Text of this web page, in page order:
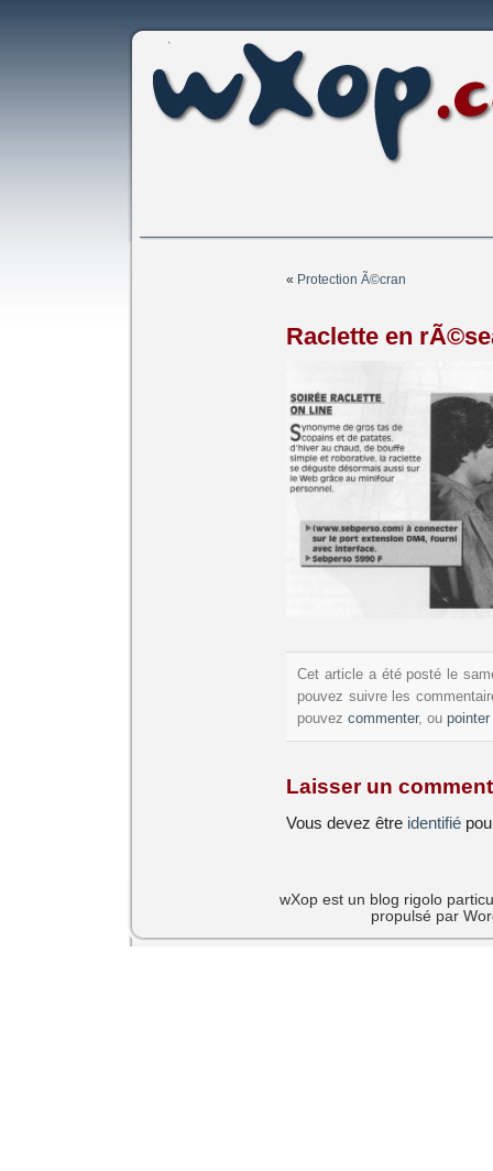
« Protection Ã©cran
Raclette en
Cet article a été posté le
pouvez suivre les
pouvez commenter, ou pointer
Laisser un
Vous devez être identifié
wXop est un blog rigolo
propulsé par